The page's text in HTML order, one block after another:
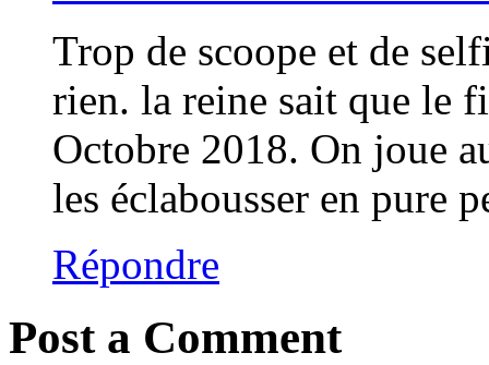
Trop de scoope et de
rien. la reine sait que le
Octobre 2018. On joue
les éclabousser en pure
Répondre
Post a Comment